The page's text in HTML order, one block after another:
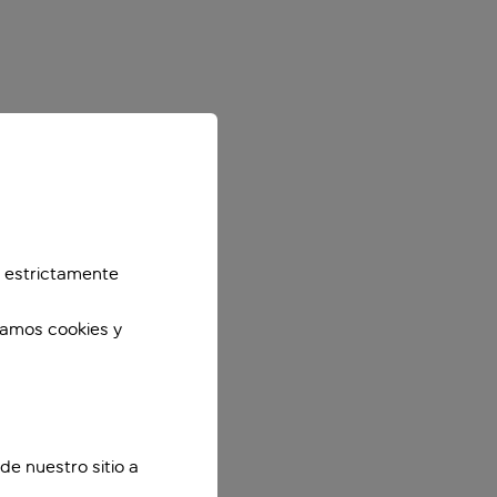
estrictamente
cookies y
nuestro sitio a